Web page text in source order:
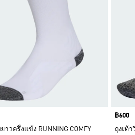
าวครึ่งแข้ง RUNNING COMFY
Price
฿600
ถุงเท้า